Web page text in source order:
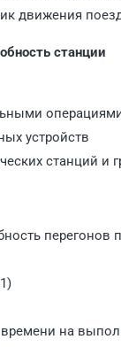
движения
станции
устройств
станций и
перегонов
на